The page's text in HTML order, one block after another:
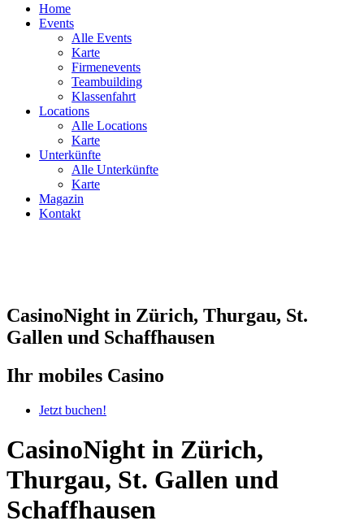
Home
Events
Alle Events
Karte
Firmenevents
Teambuilding
Klassenfahrt
Locations
Alle Locations
Karte
Unterkünfte
Alle Unterkünfte
Karte
Magazin
Kontakt
CasinoNight in Zürich, Thurgau, St.
Gallen und Schaffhausen
Ihr mobiles Casino
Jetzt buchen!
CasinoNight in Zürich,
Thurgau, St. Gallen und
Schaffhausen